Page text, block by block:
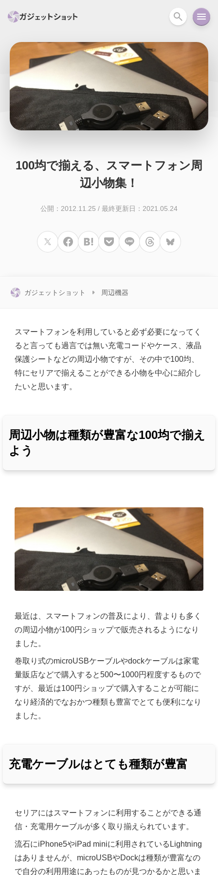
すべて
セール情報 スマートホーム アクションカメラ カメラ
回線 iPhone iPad Android コラム
100均で揃える、スマートフォン周
辺小物集！
公開：2012.11.25 / 最終更新日：2021.05.24
ガジェットショット 周辺機器
スマートフォンを利用していると必ず必要になってく
ると言っても過言では無い充電コードやケース、液晶
保護シートなどの周辺小物ですが、その中で100均、
特にセリアで揃えることができる小物を中心に紹介し
たいと思います。
周辺小物は種類が豊富な100均で揃え
よう
最近は、スマートフォンの普及により、昔よりも多く
の周辺小物が100円ショップで販売されるようになり
ました。
巻取り式のmicroUSBケーブルやdockケーブルは家電
量販店などで購入すると500〜1000円程度するもので
すが、最近は100円ショップで購入することが可能に
なり経済的でなおかつ種類も豊富でとても便利になり
ました。
充電ケーブルはとても種類が豊富
セリアにはスマートフォンに利用することができる通
信・充電用ケーブルが多く取り揃えられています。
流石にiPhone5やiPad miniに利用されているLightning
はありませんが、microUSBやDockは種類が豊富なの
で自分の利用用途にあったものが見つかるかと思いま